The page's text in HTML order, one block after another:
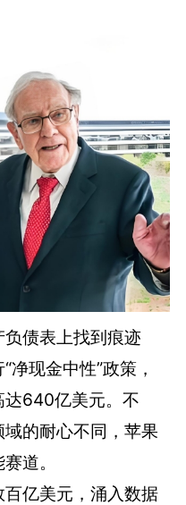
债表上找到痕迹
现金中性”政策，
达640亿美元。不
的耐心不同，苹果
道。
亿美元，涌入数据